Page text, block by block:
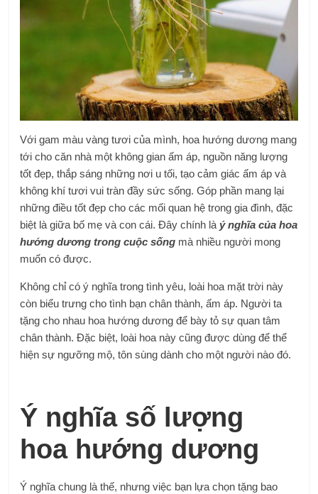
Với gam màu vàng tươi của mình, hoa hướng dương mang
tới cho căn nhà một không gian ấm áp, nguồn năng lượng
tốt đẹp, thắp sáng những nơi u tối, tạo cảm giác ấm áp và
không khí tươi vui tràn đầy sức sống. Góp phần mang lại
những điều tốt đẹp cho các mối quan hệ trong gia đình, đặc
biệt là giữa bố mẹ và con cái. Đây chính là ý nghĩa của hoa
hướng dương trong cuộc sống mà nhiều người mong
muốn có được.
Không chỉ có ý nghĩa trong tình yêu, loài hoa mặt trời này
còn biểu trưng cho tình bạn chân thành, ấm áp. Người ta
tặng cho nhau hoa hướng dương để bày tỏ sự quan tâm
chân thành. Đặc biệt, loài hoa này cũng được dùng để thể
hiện sự ngưỡng mộ, tôn sùng dành cho một người nào đó.
Ý nghĩa số lượng
hoa hướng dương
Ý nghĩa chung là thế, nhưng việc bạn lựa chọn tặng bao